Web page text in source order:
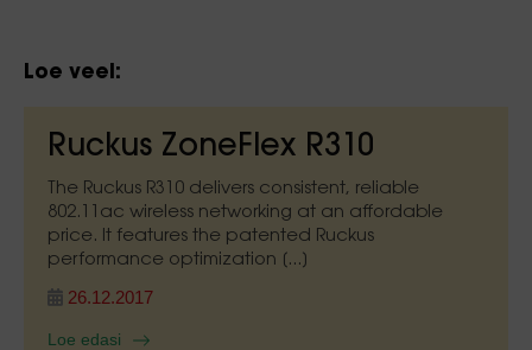
Loe veel:
Ruckus ZoneFlex R310
The Ruckus R310 delivers consistent, reliable
802.11ac wireless networking at an affordable
price. It features the patented Ruckus
performance optimization [...]
26.12.2017
Loe edasi